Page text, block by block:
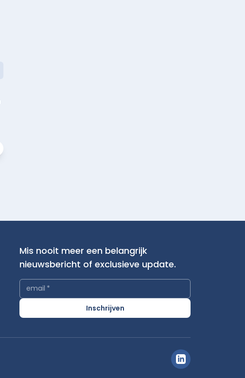
Mis nooit meer een belangrijk
nieuwsbericht of exclusieve update.
email *
Inschrijven